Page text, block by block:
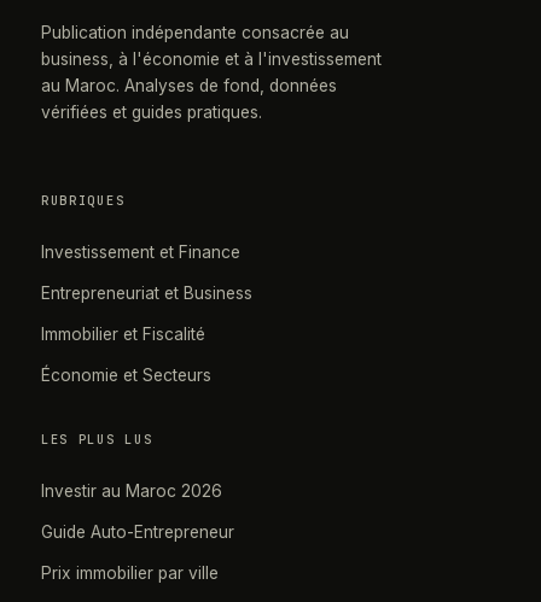
Publication indépendante consacrée au
business, à l'économie et à l'investissement
au Maroc. Analyses de fond, données
vérifiées et guides pratiques.
RUBRIQUES
Investissement et Finance
Entrepreneuriat et Business
Immobilier et Fiscalité
Économie et Secteurs
LES PLUS LUS
Investir au Maroc 2026
Guide Auto-Entrepreneur
Prix immobilier par ville